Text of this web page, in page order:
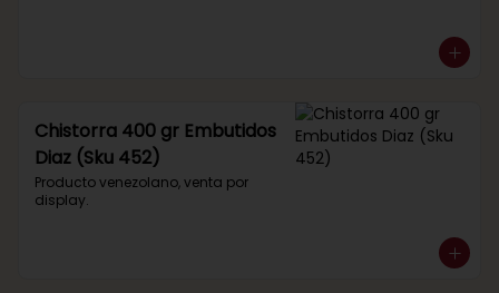
Chistorra 400 gr Embutidos
Diaz (Sku 452)
Producto venezolano, venta por
display.